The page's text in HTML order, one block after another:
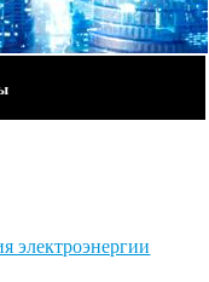
электроэнергии